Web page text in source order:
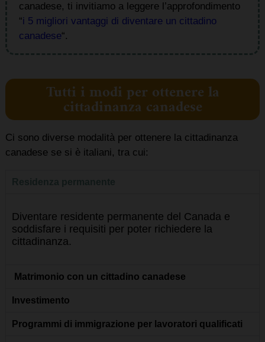
canadese, ti invitiamo a leggere l’approfondimento
“i 5 migliori vantaggi di diventare un cittadino
canadese“.
Tutti i modi per ottenere la
cittadinanza canadese
Ci sono diverse modalità per ottenere la cittadinanza
canadese se si è italiani, tra cui:
Diventare residente permanente del Canada e
soddisfare i requisiti per poter richiedere la
cittadinanza.
Matrimonio con un cittadino canadese
Investimento
Programmi di immigrazione per lavoratori qualificati